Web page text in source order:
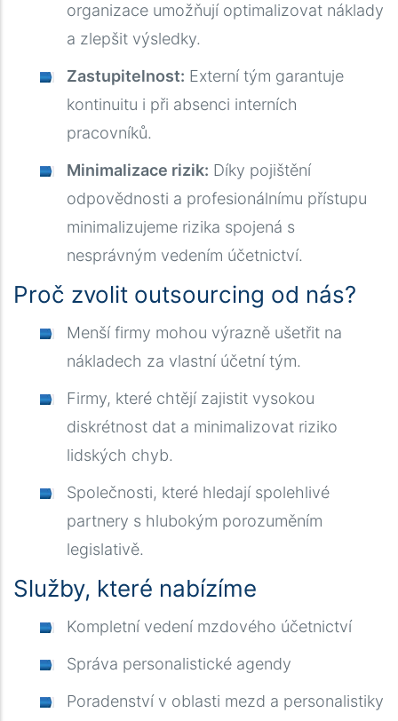
organizace umožňují optimalizovat náklady
a zlepšit výsledky.
Zastupitelnost: Externí tým garantuje
kontinuitu i při absenci interních
pracovníků.
Minimalizace rizik: Díky pojištění
odpovědnosti a profesionálnímu přístupu
minimalizujeme rizika spojená s
nesprávným vedením účetnictví.
Proč zvolit outsourcing od nás?
Menší firmy mohou výrazně ušetřit na
nákladech za vlastní účetní tým.
Firmy, které chtějí zajistit vysokou
diskrétnost dat a minimalizovat riziko
lidských chyb.
Společnosti, které hledají spolehlivé
partnery s hlubokým porozuměním
legislativě.
Služby, které nabízíme
Kompletní vedení mzdového účetnictví
Správa personalistické agendy
Poradenství v oblasti mezd a personalistiky